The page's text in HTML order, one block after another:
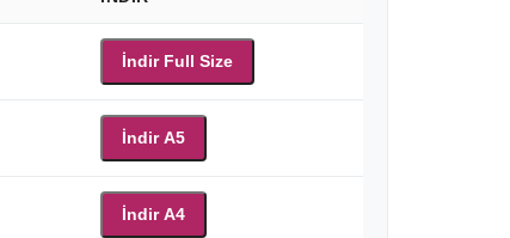
İndir Full Size
İndir A5
İndir A4